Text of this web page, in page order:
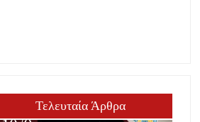
Τελευταία Άρθρα